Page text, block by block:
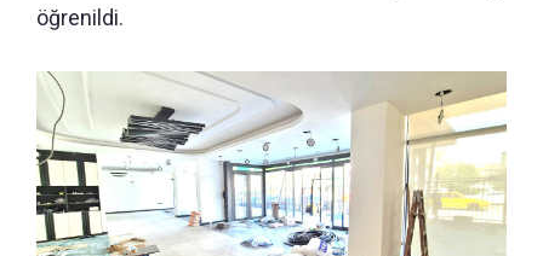
öğrenildi.